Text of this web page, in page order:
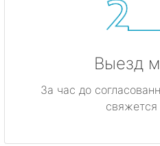
Выезд
За час до